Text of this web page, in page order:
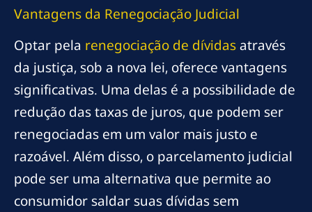
Vantagens da Renegociação Judicial
Optar pela renegociação de dívidasatravés
da justiça, sob a nova lei, oferece vantagens
significativas. Uma delas é a possibilidade de
redução das taxas de juros, que podem ser
renegociadas em um valor mais justo e
razoável. Além disso, o parcelamento judicial
pode ser uma alternativa que permite ao
consumidor saldar suas dívidas sem